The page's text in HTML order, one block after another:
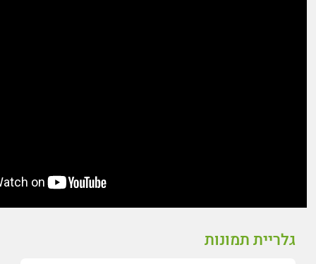
גלריית תמונות